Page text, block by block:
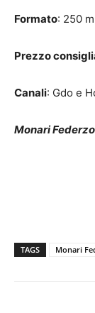
Formato: 250
Prezzo
Canali: Gdo e
Monari
TAGS Monari